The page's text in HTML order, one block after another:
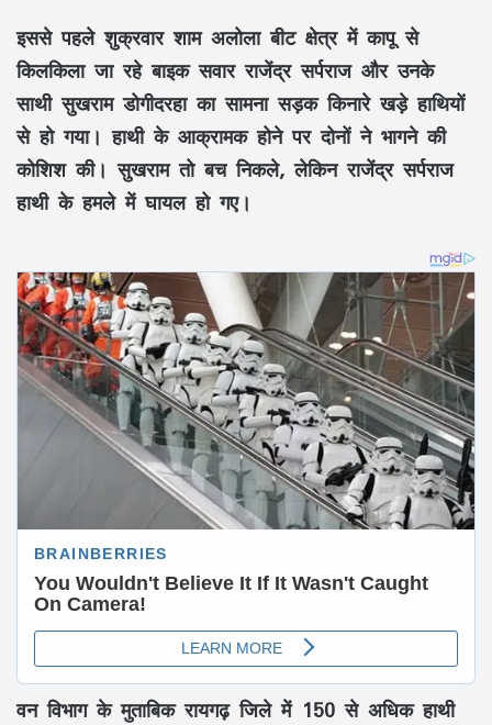
इससे पहले शुक्रवार शाम अलोला बीट क्षेत्र में कापू से
किलकिला जा रहे बाइक सवार राजेंद्र सर्पराज और उनके
साथी सुखराम डोगीदरहा का सामना सड़क किनारे खड़े हाथियों
से हो गया। हाथी के आक्रामक होने पर दोनों ने भागने की
कोशिश की। सुखराम तो बच निकले, लेकिन राजेंद्र सर्पराज
हाथी के हमले में घायल हो गए।
वन विभाग के मुताबिक रायगढ़ जिले में 150 से अधिक हाथी